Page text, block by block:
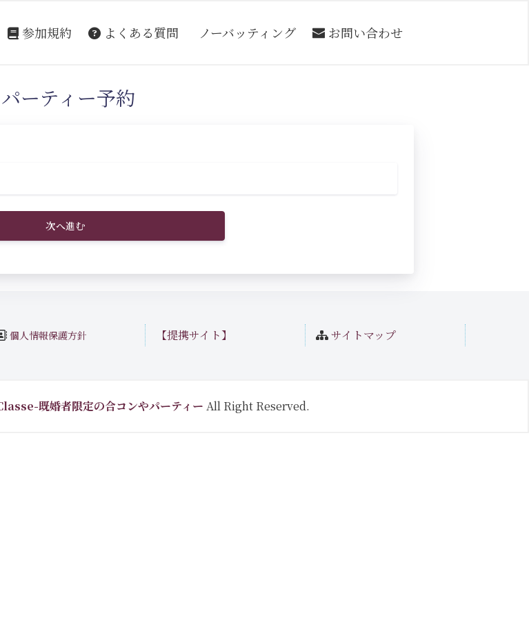
参加規約 よくある質問 ノーバッティング お問い合わせ
パーティー予約
次へ進む
個人情報保護方針 【提携サイト】 サイトマップ
既婚者限定の合コンやパーティー All Right Reserved.